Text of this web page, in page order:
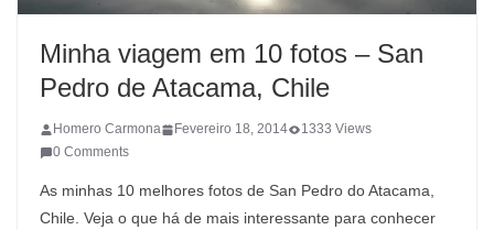
Minha viagem em 10 fotos – San
Pedro de Atacama, Chile
Homero Carmona Fevereiro 18, 2014
1333 Views
0 Comments
As minhas 10 melhores fotos de San Pedro do Atacama,
Chile. Veja o que há de mais interessante para conhecer